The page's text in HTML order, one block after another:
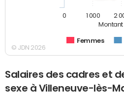
Femmes
0 1 000 2
© JDN 2026
Salaires des cadres et
sexe à Villeneuve-lès-